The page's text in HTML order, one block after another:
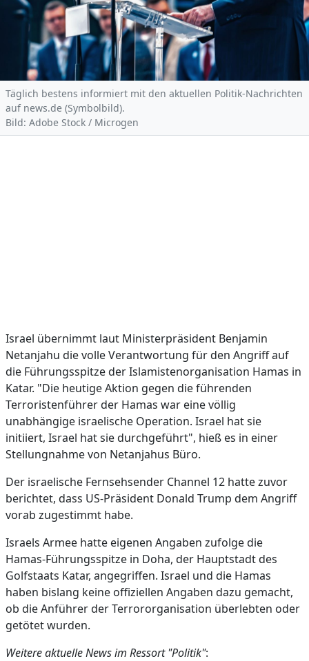
Täglich bestens informiert mit den aktuellen Politik-Nachrichten
auf news.de (Symbolbild).
Bild: Adobe Stock / Microgen
Israel übernimmt laut Ministerpräsident Benjamin
Netanjahu die volle Verantwortung für den Angriff auf
die Führungsspitze der Islamistenorganisation Hamas in
Katar. "Die heutige Aktion gegen die führenden
Terroristenführer der Hamas war eine völlig
unabhängige israelische Operation. Israel hat sie
initiiert, Israel hat sie durchgeführt", hieß es in einer
Stellungnahme von Netanjahus Büro.
Der israelische Fernsehsender Channel 12 hatte zuvor
berichtet, dass US-Präsident Donald Trump dem Angriff
vorab zugestimmt habe.
Israels Armee hatte eigenen Angaben zufolge die
Hamas-Führungsspitze in Doha, der Hauptstadt des
Golfstaats Katar, angegriffen. Israel und die Hamas
haben bislang keine offiziellen Angaben dazu gemacht,
ob die Anführer der Terrororganisation überlebten oder
getötet wurden.
Weitere aktuelle News im Ressort "Politik":